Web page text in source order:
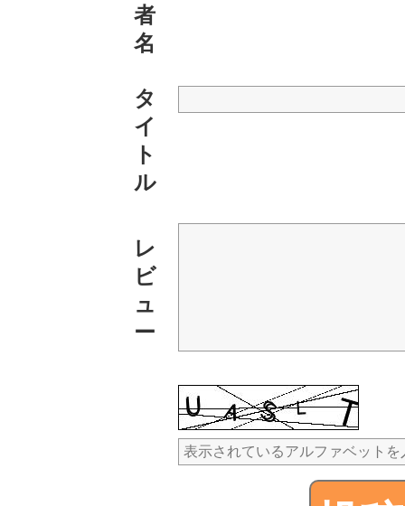
者
名
タ
イ
ト
ル
レ
ビ
ュ
ー